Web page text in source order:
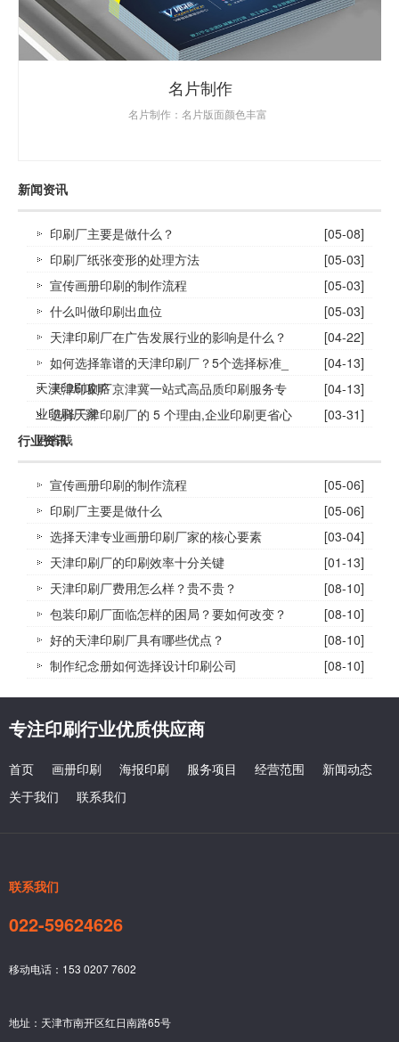
名片制作
名片制作：名片版面颜色丰富
新闻资讯
印刷厂主要是做什么？
[05-08]
印刷厂纸张变形的处理方法
[05-03]
宣传画册印刷的制作流程
[05-03]
什么叫做印刷出血位
[05-03]
天津印刷厂在广告发展行业的影响是什么？
[04-22]
如何选择靠谱的天津印刷厂？5个选择标准_
天津印刷攻略
[04-13]
天津印刷厂京津冀一站式高品质印刷服务专
业印刷厂家
[04-13]
选择天津印刷厂的 5 个理由,企业印刷更省心
更省钱
[03-31]
行业资讯
宣传画册印刷的制作流程
[05-06]
印刷厂主要是做什么
[05-06]
选择天津专业画册印刷厂家的核心要素
[03-04]
天津印刷厂的印刷效率十分关键
[01-13]
天津印刷厂费用怎么样？贵不贵？
[08-10]
包装印刷厂面临怎样的困局？要如何改变？
[08-10]
好的天津印刷厂具有哪些优点？
[08-10]
制作纪念册如何选择设计印刷公司
[08-10]
专注印刷行业优质供应商
首页 画册印刷 海报印刷 服务项目 经营范围
新闻动态
关于我们
联系我们
联系我们
022-59624626
移动电话：153 0207 7602
地址：天津市南开区红日南路65号